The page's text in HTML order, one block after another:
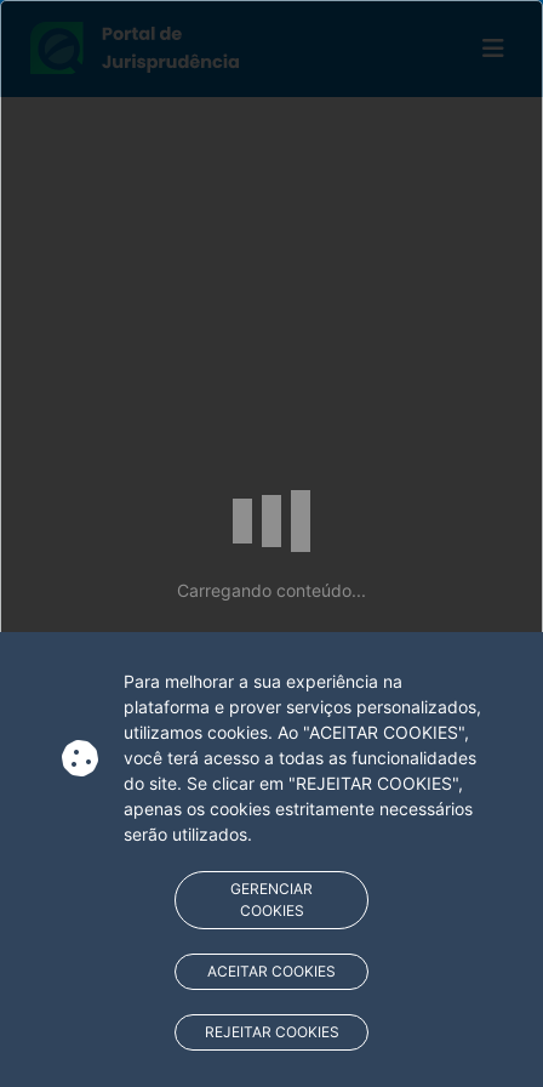
Para melhorar a sua experiência na
plataforma e prover serviços personalizados,
utilizamos cookies. Ao "ACEITAR COOKIES",
você terá acesso a todas as funcionalidades
do site. Se clicar em "REJEITAR COOKIES",
apenas os cookies estritamente necessários
serão utilizados.
GERENCIAR
COOKIES
ACEITAR COOKIES
REJEITAR COOKIES
Carregando conteúdo...